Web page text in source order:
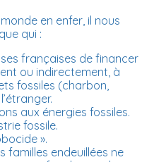
en enfer, il nous
qui :
françaises de financer
ou indirectement, à
fossiles (charbon,
aux énergies fossiles.
fossile.
».
familles endeuillées ne